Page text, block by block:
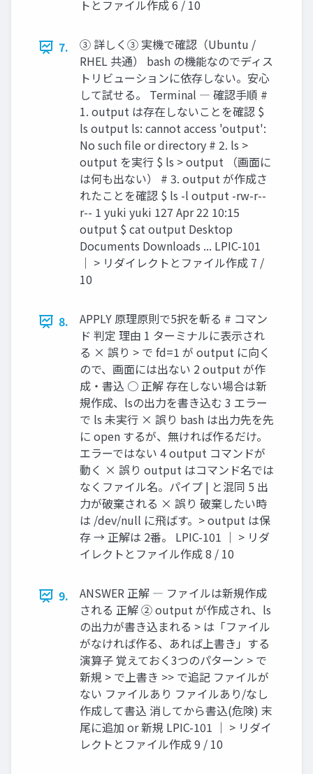
トとファイル作成 6 / 10
7.
③ 詳しく③ 実機で確認（Ubuntu /
RHEL 共通） bash の機能なのでディス
トリビューションに依存しない。安心
して試せる。 Terminal ― 確認手順 #
1. output は存在しないことを確認 $
ls output ls: cannot access 'output':
No such file or directory # 2. ls >
output を実行 $ ls > output （画面に
は何も出ない） # 3. output が作成さ
れたことを確認 $ ls -l output -rw-r--
r-- 1 yuki yuki 127 Apr 22 10:15
output $ cat output Desktop
Documents Downloads ... LPIC-101
｜ > リダイレクトとファイル作成 7 /
10
8.
APPLY 原理原則で5択を斬る # コマン
ド 判定 理由 1 ターミナルに表示され
る × 誤り > で fd=1 が output に向く
ので、画面には出ない 2 output が作
成・書込 ○ 正解 存在しない場合は新
規作成、lsの出力を書き込む 3 エラー
で ls 未実行 × 誤り bash は出力先を先
に open するが、無ければ作るだけ。
エラーではない 4 output コマンドが
動く × 誤り output はコマンド名では
なくファイル名。パイプ | と混同 5 出
力が破棄される × 誤り 破棄したい時
は /dev/null に飛ばす。> output は保
存 → 正解は 2番。 LPIC-101 ｜ > リダ
イレクトとファイル作成 8 / 10
9.
ANSWER 正解 ― ファイルは新規作成
される 正解 ② output が作成され、ls
の出力が書き込まれる > は「ファイル
がなければ作る、あれば上書き」する
演算子 覚えておく3つのパターン > で
新規 > で上書き >> で追記 ファイルが
ない ファイルあり ファイルあり/なし
作成して書込 消してから書込(危険) 末
尾に追加 or 新規 LPIC-101 ｜ > リダイ
レクトとファイル作成 9 / 10